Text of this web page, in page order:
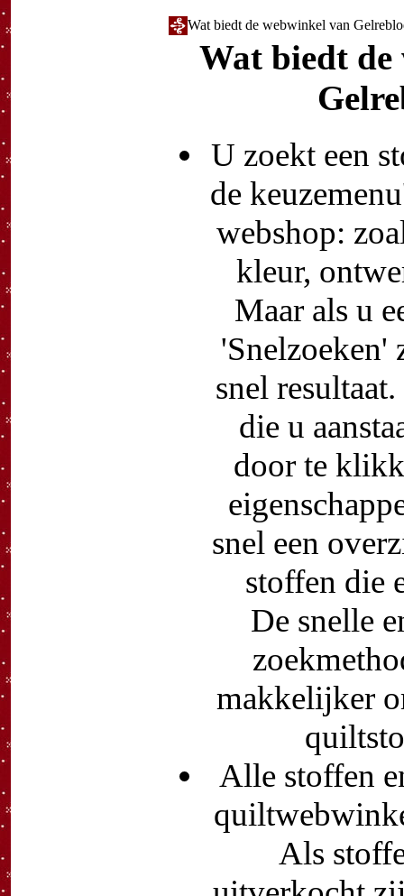
Wat biedt de webwinkel van
Wat biedt
U zoekt een
de
webshop:
kleur,
Maar als u
'Snelzoeken'
snel
die u
door te
snel een
stoffen die
De snelle
makkelijker
Alle stoffen
Als